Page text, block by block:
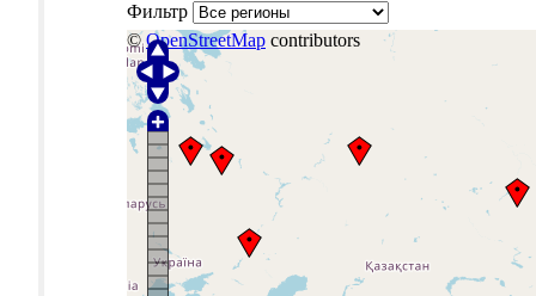
Фильтр
©OpenStreetMap contributors